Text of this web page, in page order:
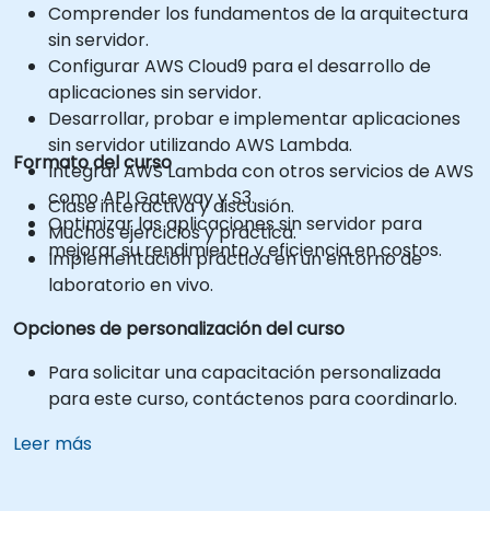
Comprender los fundamentos de la arquitectura
sin servidor.
Configurar AWS Cloud9 para el desarrollo de
aplicaciones sin servidor.
Desarrollar, probar e implementar aplicaciones
sin servidor utilizando AWS Lambda.
Integrar AWS Lambda con otros servicios de AWS
como API Gateway y S3.
Optimizar las aplicaciones sin servidor para
mejorar su rendimiento y eficiencia en costos.
Formato del curso
Clase interactiva y discusión.
Muchos ejercicios y práctica.
Implementación práctica en un entorno de
laboratorio en vivo.
Opciones de personalización del curso
Para solicitar una capacitación personalizada
para este curso, contáctenos para coordinarlo.
Leer más